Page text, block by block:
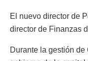
El nuevo director de
director de Finanzas
Durante la gestión